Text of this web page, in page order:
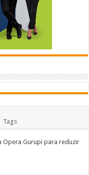
Tags
Opera Gurupi para reduzir